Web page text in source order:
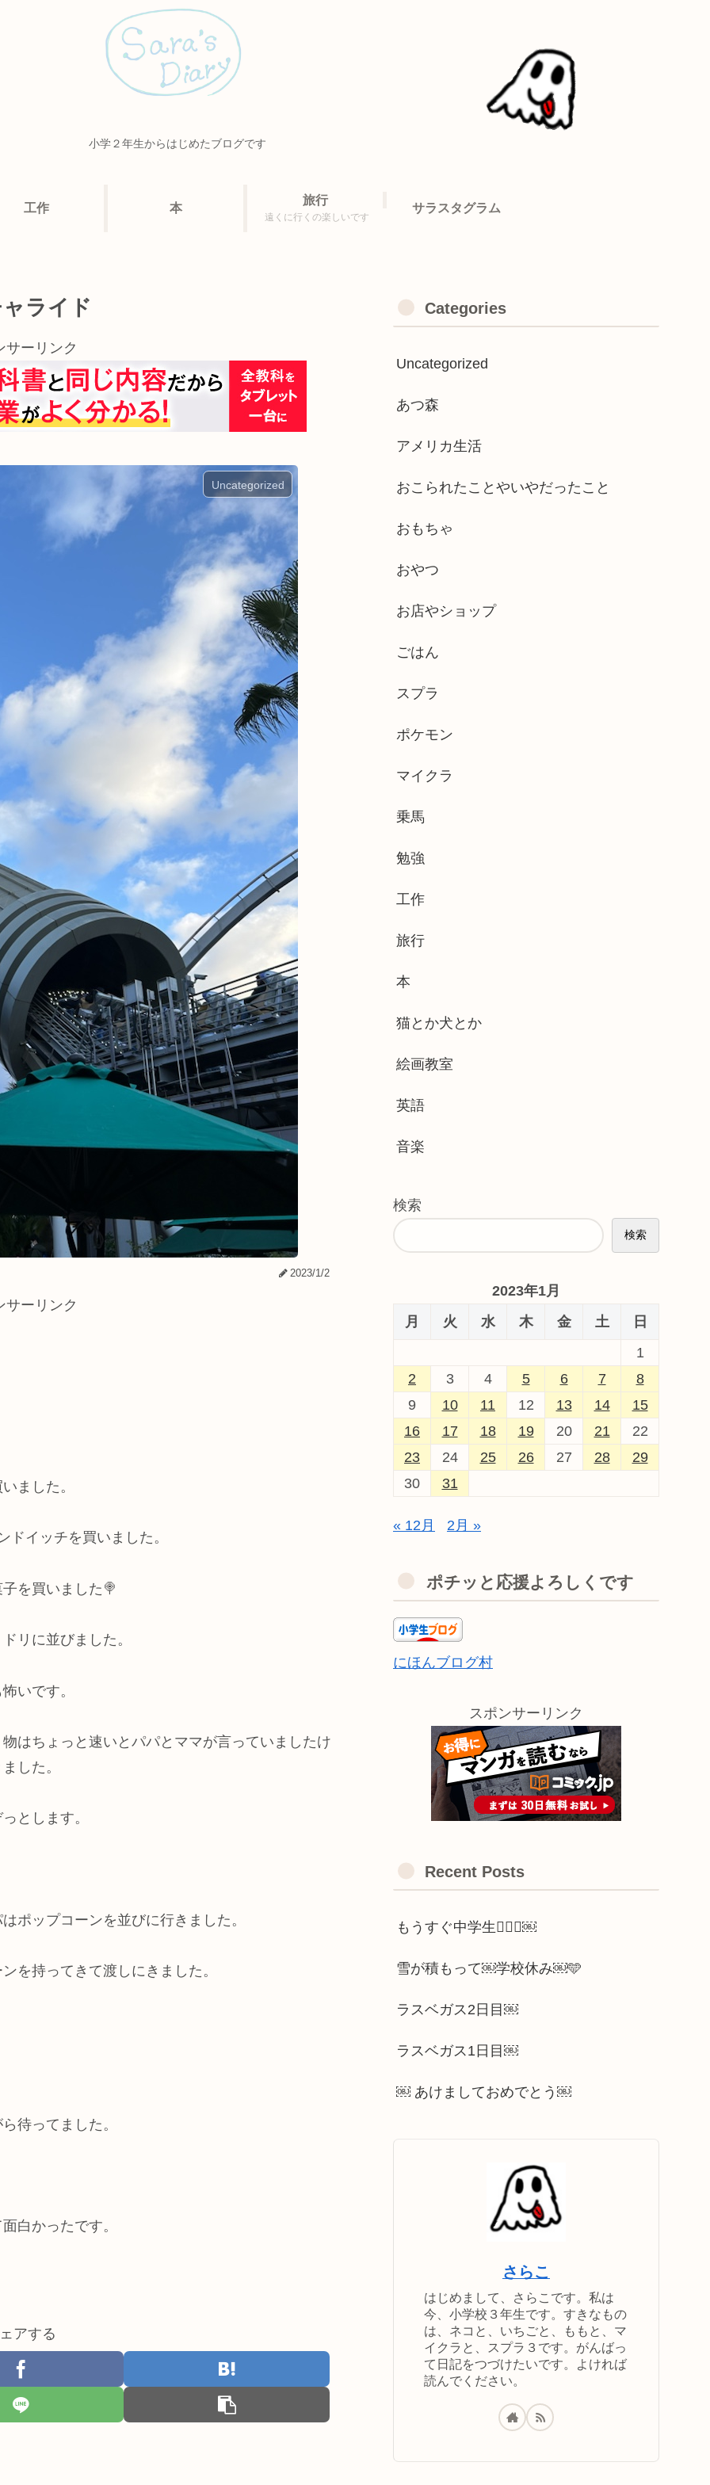
小学２年生からはじめたブログです
工作 本
旅行
遠くに行くの楽しいです
サラスタグラム
ライド
サーリンク
Uncategorized
2023/1/2
サーリンク
ました。
イッチを買いました。
を買いました🍭
リに並びました。
いです。
はちょっと速いとパパとママが言っていましたけ
した。
とします。
ポップコーンを並びに行きました。
を持ってきて渡しにきました。
待ってました。
白かったです。
アする
Categories
Uncategorized
あつ森
アメリカ生活
おこられたことやいやだったこと
おもちゃ
おやつ
お店やショップ
ごはん
スプラ
ポケモン
マイクラ
乗馬
勉強
工作
旅行
本
猫とか犬とか
絵画教室
英語
音楽
検索
検索
2023年1月
月
火 水 木 金 土
日
1
2
3 4 5 6 7
8
9
10 11 12 13 14
15
16
17 18 19 20 21
22
23
24 25 26 27 28
29
30
31
« 12月 2月 »
ポチッと応援よろしくです
にほんブログ村
スポンサーリンク
Recent Posts
もうすぐ中学生🫪🫪🫪￼
雪が積もって￼学校休み￼🩵
ラスベガス2日目￼
ラスベガス1日目￼
￼ あけましておめでとう￼
さらこ
はじめまして、さらこです。私は
今、小学校３年生です。すきなもの
は、ネコと、いちごと、ももと、マ
イクラと、スプラ３です。がんばっ
て日記をつづけたいです。よければ
読んでください。